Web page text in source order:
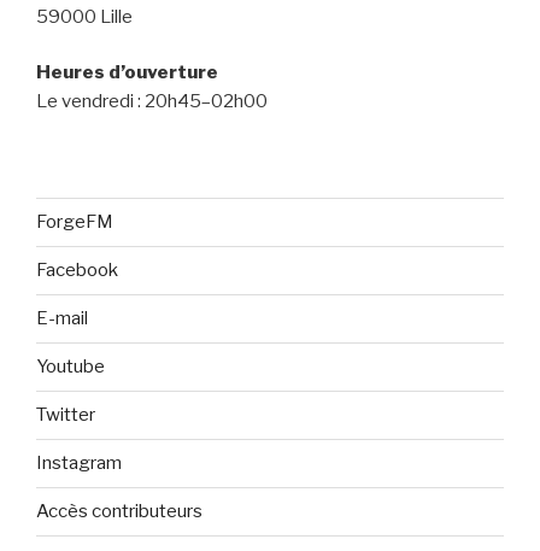
59000 Lille
Heures d’ouverture
Le vendredi : 20h45–02h00
ForgeFM
Facebook
E-mail
Youtube
Twitter
Instagram
Accès contributeurs